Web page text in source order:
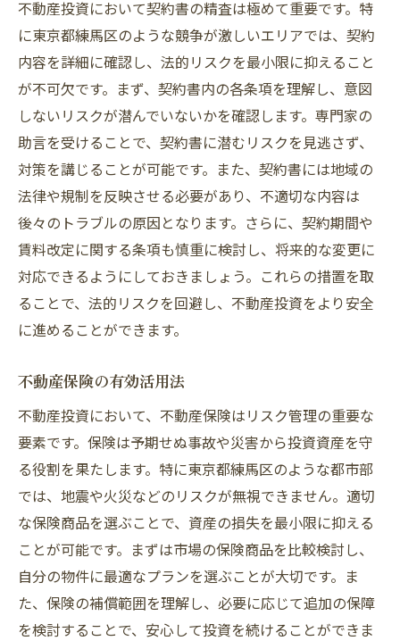
不動産投資において契約書の精査は極めて重要です。特
に東京都練馬区のような競争が激しいエリアでは、契約
内容を詳細に確認し、法的リスクを最小限に抑えること
が不可欠です。まず、契約書内の各条項を理解し、意図
しないリスクが潜んでいないかを確認します。専門家の
助言を受けることで、契約書に潜むリスクを見逃さず、
対策を講じることが可能です。また、契約書には地域の
法律や規制を反映させる必要があり、不適切な内容は
後々のトラブルの原因となります。さらに、契約期間や
賃料改定に関する条項も慎重に検討し、将来的な変更に
対応できるようにしておきましょう。これらの措置を取
ることで、法的リスクを回避し、不動産投資をより安全
に進めることができます。
不動産保険の有効活用法
不動産投資において、不動産保険はリスク管理の重要な
要素です。保険は予期せぬ事故や災害から投資資産を守
る役割を果たします。特に東京都練馬区のような都市部
では、地震や火災などのリスクが無視できません。適切
な保険商品を選ぶことで、資産の損失を最小限に抑える
ことが可能です。まずは市場の保険商品を比較検討し、
自分の物件に最適なプランを選ぶことが大切です。ま
た、保険の補償範囲を理解し、必要に応じて追加の保障
を検討することで、安心して投資を続けることができま